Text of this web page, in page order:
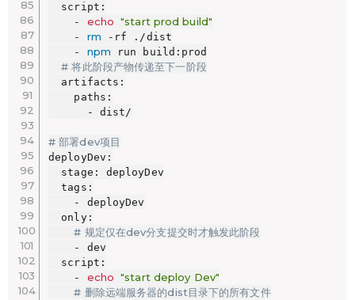
  script:
    -
echo "start prod build"
    -
rm -rf ./dist
    -
npm run build:prod
# 将此阶段产物传递至下一阶段
  artifacts:
    paths:
      - dist/
# 部署dev项目
deployDev:
  stage: deployDev
  tags:
    - deployDev
  only:
# 规定仅在dev分支提交时才触发此阶段
    - dev
  script:
    -
echo "start deploy Dev"
# 删除远端服务器的dist目录下的所有文件